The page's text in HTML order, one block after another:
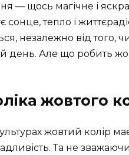
— щось магічне і
сонце, тепло і
незалежно від
день. Але що робить
жовтого
жовтий колір
Та не